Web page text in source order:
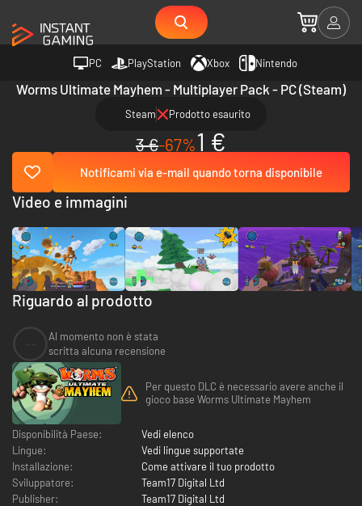
PC PlayStation Xbox Nintendo
Worms Ultimate Mayhem - Multiplayer Pack - PC (Steam)
Steam Prodotto esaurito
3 €-67%1 €
Notificami via e-mail quando torna disponibile
Riguardo al prodotto
Al momento non è stata
scritta alcuna recensione
Per questo DLC è necessario avere anche il
gioco base Worms Ultimate Mayhem
Disponibilità Paese:
Vedi elenco
Lingue:
Vedi lingue supportate
Installazione:
Come attivare il tuo prodotto
Sviluppatore:
Team17 Digital Ltd
Publisher:
Team17 Digital Ltd
Video e immagini